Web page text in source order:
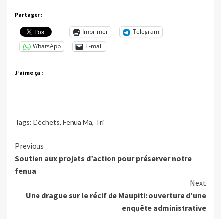
Partager :
Imprimer
Telegram
WhatsApp
E-mail
J’aime ça :
Tags: Déchets, Fenua Ma, Tri
Continue
Reading
Previous
Soutien aux projets d’action pour préserver notre
fenua
Next
Une drague sur le récif de Maupiti: ouverture d’une
enquête administrative